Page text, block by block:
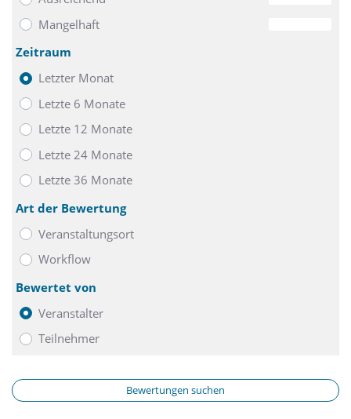
Mangelhaft
Zeitraum
Letzter Monat
Letzte 6 Monate
Letzte 12 Monate
Letzte 24 Monate
Letzte 36 Monate
Art der Bewertung
Veranstaltungsort
Workflow
Bewertet von
Veranstalter
Teilnehmer
Bewertungen suchen